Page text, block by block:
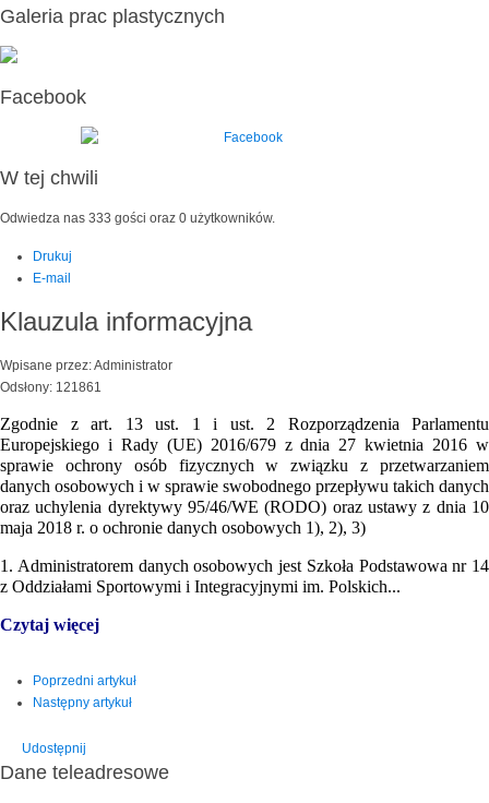
Galeria prac plastycznych
Facebook
W tej chwili
Odwiedza nas 333 gości oraz 0 użytkowników.
Drukuj
E-mail
Klauzula informacyjna
Wpisane przez: Administrator
Odsłony: 121861
Zgodnie z art. 13 ust. 1 i ust. 2 Rozporządzenia Parlamentu
Europejskiego i Rady (UE) 2016/679 z dnia 27 kwietnia 2016 w
sprawie ochrony osób fizycznych w związku z przetwarzaniem
danych osobowych i w sprawie swobodnego przepływu takich danych
oraz uchylenia dyrektywy 95/46/WE (RODO) oraz ustawy z dnia 10
maja 2018 r. o ochronie danych osobowych 1), 2), 3)
1. Administratorem danych osobowych jest Szkoła Podstawowa nr 14
z Oddziałami Sportowymi i Integracyjnymi im. Polskich...
Czytaj więcej
Poprzedni artykuł
Następny artykuł
Udostępnij
Dane teleadresowe